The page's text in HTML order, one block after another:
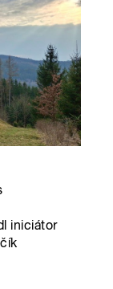
iniciátor